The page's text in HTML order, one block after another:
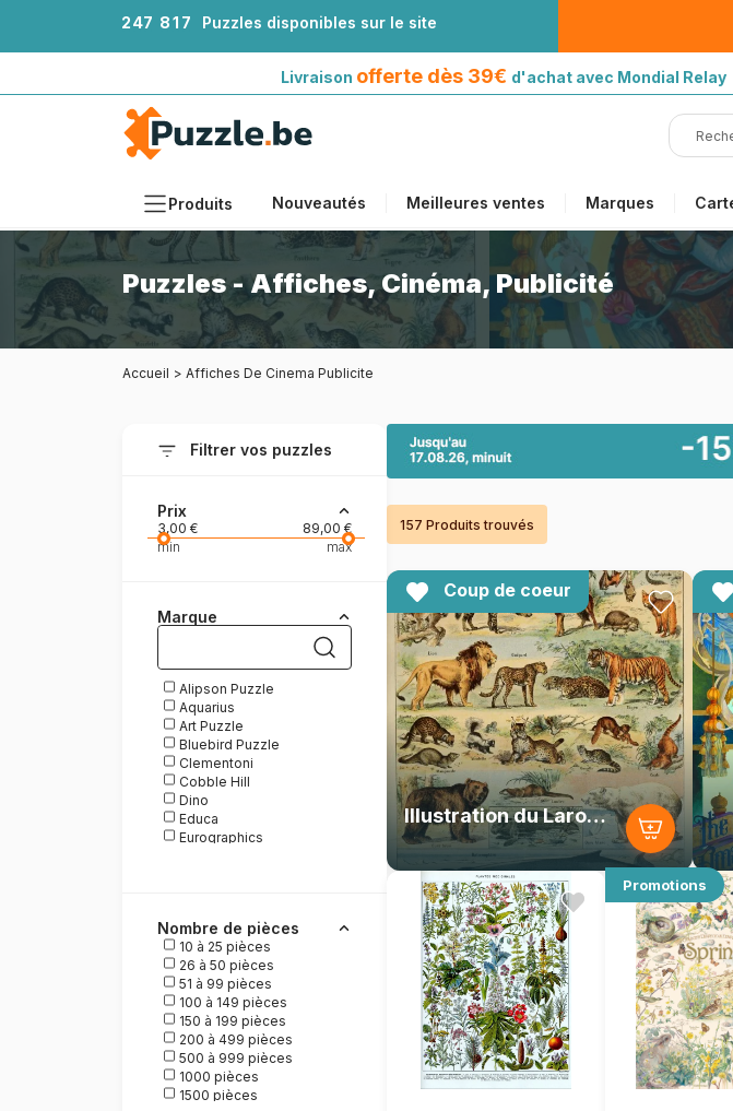
247 81 7 Puzzles disponibles sur le site
Livraison offerte dès 39€ d'achat avec Mondial
Produits Nouveautés Meilleures ventes Marques
Thèmes
Tailles
Formats
Âges
Accessoires
Peinture au numéro
Puzzles - Affiches, Cinéma, Publicité
Accueil > Affiches De Cinema Publicite
157 Produits trouvés
Coup de coeur
Illustration du Larousse pour Tous : Mammifères, XIXè Siècle
Promotions
Filtrer vos puzzles
Prix
3,00 €
89,00 €
min
max
Marque
Alipson Puzzle
Aquarius
Art Puzzle
Bluebird Puzzle
Clementoni
Cobble Hill
Dino
Educa
Eurographics
La Loutre
Magnolia
Master Pieces
Nathan
New York Puzzle
Company
Plan 9
Puzzles DToys
Ravensburger
Schmidt Spiele
Nombre de pièces
10 à 25 pièces
26 à 50 pièces
51 à 99 pièces
100 à 149 pièces
150 à 199 pièces
200 à 499 pièces
500 à 999 pièces
1000 pièces
1500 pièces